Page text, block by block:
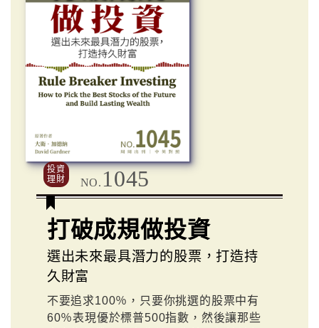
投資
理財
NO. 1045
打破成規做投資
選出未來最具潛力的股票，打造持
久財富
不要追求100％，只要你挑選的股票中有
60％表現優於標普500指數，然後讓那些